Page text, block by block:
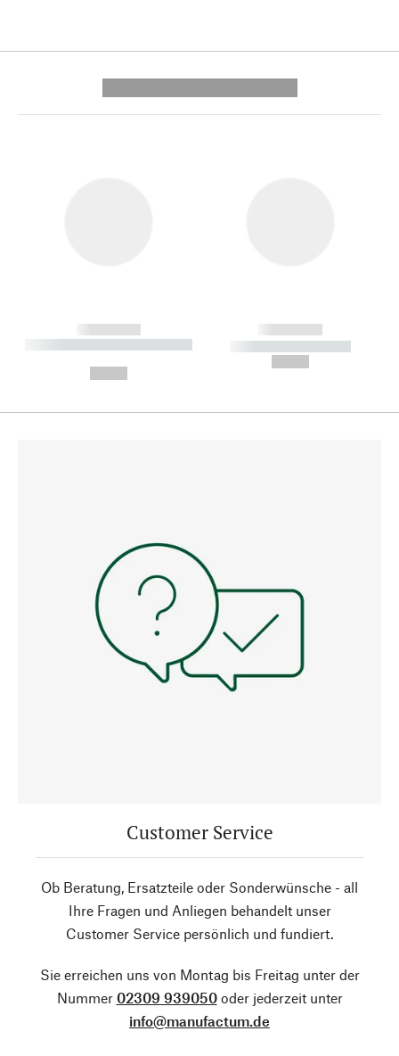
------------
----------- ----------- --------
------------
----------- -----------
Customer Service
Ob Beratung, Ersatzteile oder Sonderwünsche - all
Ihre Fragen und Anliegen behandelt unser
Customer Service persönlich und fundiert.
Sie erreichen uns von Montag bis Freitag unter der
Nummer 02309 939050oder jederzeit unter
info@manufactum.de